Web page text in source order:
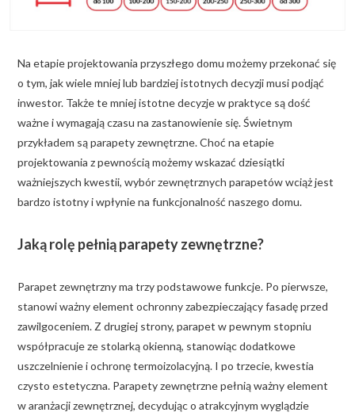
ZAPISZ SIĘ
Na etapie projektowania przyszłego domu możemy przekonać się
o tym, jak wiele mniej lub bardziej istotnych decyzji musi podjąć
inwestor. Także te mniej istotne decyzje w praktyce są dość
ważne i wymagają czasu na zastanowienie się. Świetnym
przykładem są parapety zewnętrzne. Choć na etapie
projektowania z pewnością możemy wskazać dziesiątki
ważniejszych kwestii, wybór zewnętrznych parapetów wciąż jest
bardzo istotny i wpłynie na funkcjonalność naszego domu.
Jaką rolę pełnią parapety zewnętrzne?
Parapet zewnętrzny ma trzy podstawowe funkcje. Po pierwsze,
stanowi ważny element ochronny zabezpieczający fasadę przed
zawilgoceniem. Z drugiej strony, parapet w pewnym stopniu
współpracuje ze stolarką okienną, stanowiąc dodatkowe
uszczelnienie i ochronę termoizolacyjną. I po trzecie, kwestia
czysto estetyczna. Parapety zewnętrzne pełnią ważny element
w aranżacji zewnętrznej, decydując o atrakcyjnym wyglądzie